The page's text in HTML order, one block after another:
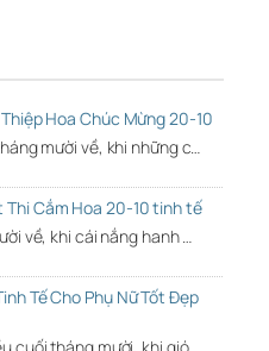
Hoa Chúc Mừng 20-10
mười về, khi những c…
Cắm Hoa 20-10 tinh tế
về, khi cái nắng hanh …
Tế Cho Phụ Nữ Tốt Đẹp